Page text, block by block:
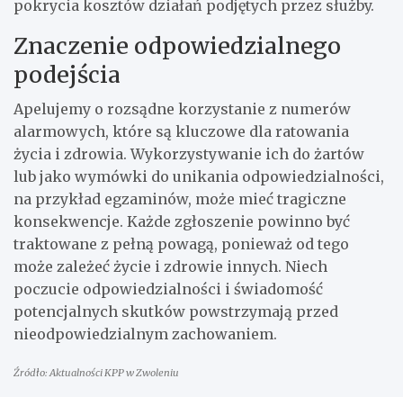
pokrycia kosztów działań podjętych przez służby.
Znaczenie odpowiedzialnego
podejścia
Apelujemy o rozsądne korzystanie z numerów
alarmowych, które są kluczowe dla ratowania
życia i zdrowia. Wykorzystywanie ich do żartów
lub jako wymówki do unikania odpowiedzialności,
na przykład egzaminów, może mieć tragiczne
konsekwencje. Każde zgłoszenie powinno być
traktowane z pełną powagą, ponieważ od tego
może zależeć życie i zdrowie innych. Niech
poczucie odpowiedzialności i świadomość
potencjalnych skutków powstrzymają przed
nieodpowiedzialnym zachowaniem.
Źródło: Aktualności KPP w Zwoleniu